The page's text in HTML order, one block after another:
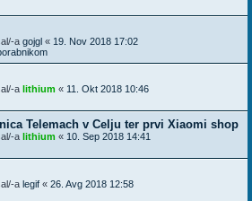
a gojgl « 19. Nov 2018 17:02
a lithium « 11. Okt 2018 10:46
Telemach v Celju ter prvi Xiaomi shop
a lithium « 10. Sep 2018 14:41
a legif « 26. Avg 2018 12:58